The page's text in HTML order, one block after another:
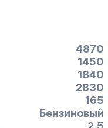
4870
1450
1840
2830
165
Бензиновый